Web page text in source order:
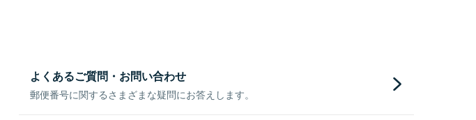
よくあるご質問・お問い合わせ
郵便番号に関するさまざまな疑問にお答えします。